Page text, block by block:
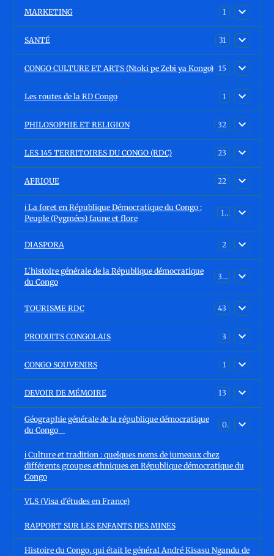
MARKETING 1
SANTÉ 31
CONGO CULTURE ET ARTS (Ntoki pe Zebi ya Kongo) 15
Les routes de la RD Congo 1
PHILOSOPHIE ET RELIGION 32
LES 145 TERRITOIRES DU CONGO (RDC) 23
AFRIQUE 22
ℹ️ La foret en République Démocratique du Congo :
Peuple (Pygmées) faune et flore
15
DIASPORA 2
L'histoire générale de la République démocratique
du Congo
30
TOURISME RDC 43
PRODUITS CONGOLAIS 3
CONGO SOUVENIRS 1
DEVOIR DE MÉMOIRE 13
Géographie générale de la république démocratique
du Congo
0
ℹ️ Culture et tradition : quelques noms de jumeaux chez
différents groupes ethniques en République démocratique du
Congo
VLS (Visa d'études en France)
RAPPORT SUR LES ENFANTS DES MINES
Histoire du Congo, qui était le général André Kisasu Ngandu de